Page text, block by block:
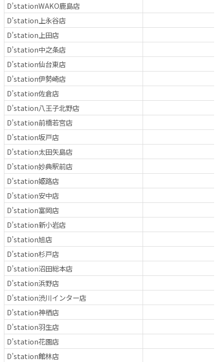
D’stationWAKO鹿島店
D’station上永谷店
D’station上田店
D’station中之条店
D’station仙台東店
D’station伊勢崎店
D’station佐倉店
D’station八王子北野店
D’station前橋若宮店
D’station坂戸店
D’station太田矢島店
D’station妙典駅前店
D’station姫路店
D’station安中店
D’station富岡店
D’station新小岩店
D’station旭店
D’station杉戸店
D’station沼田総本店
D’station浜野店
D’station渋川インター店
D’station神栖店
D’station羽生店
D’station花園店
D’station館林店